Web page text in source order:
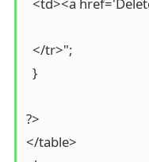
  </tr>";
  }
?>
</table>